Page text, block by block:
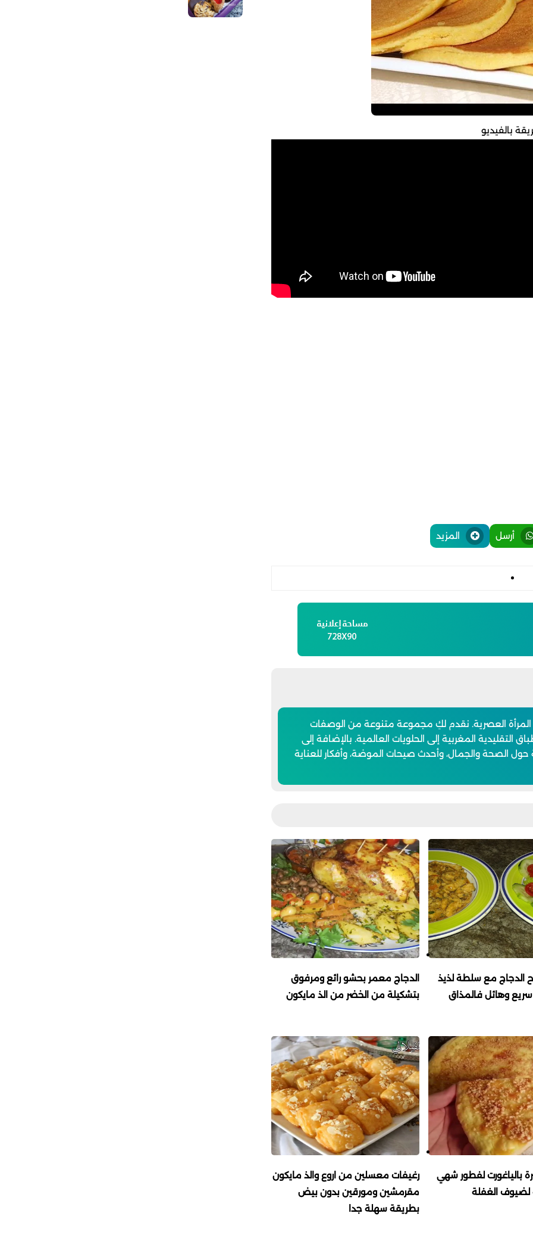
بالفيديو
أرسل المزيد
المرأة العصرية. نقدم لكِ مجموعة متنوعة من الوصفات
التقليدية المغربية إلى الحلويات العالمية. بالإضافة إلى
الصحة والجمال، وأحدث صيحات الموضة، وأفكار للعناية
الدجاج مع سلطة لذيذ
وهائل فالمذاق
الدجاج معمر بحشو رائع ومرفوق
بتشكيلة من الخضر من الذ مايكون
بالياغورت لفطور شهي
لضيوف الغفلة
رغيفات معسلين من اروع والذ مايكون
مقرمشين ومورقين بدون بيض
بطريقة سهلة جدا